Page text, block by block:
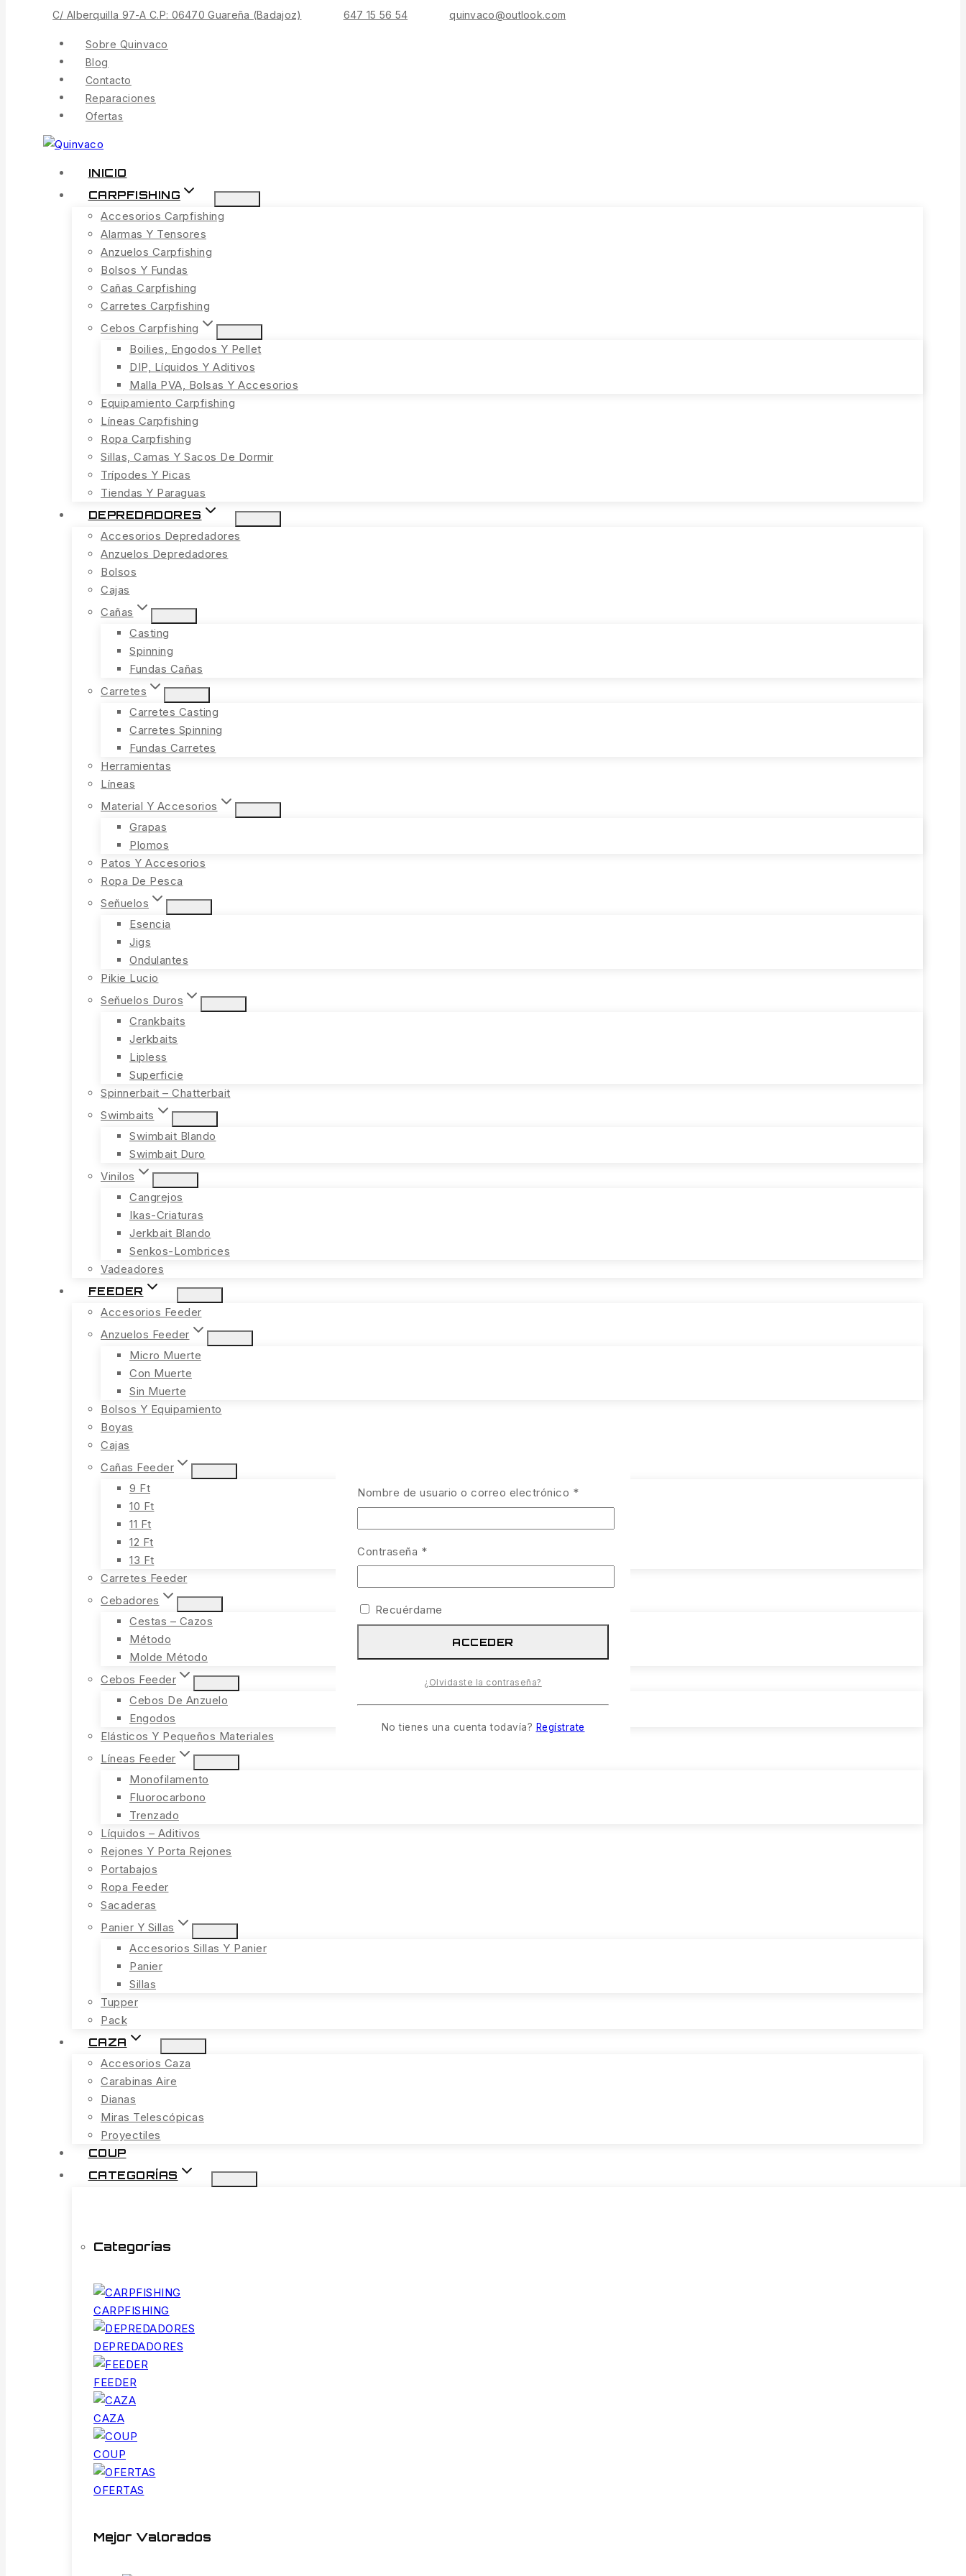
ContenidoC/ Alberquilla 97-A C.P: 06470 Guareña (Badajoz) 647 15 56 54 quinvaco@outlook.com
Sobre Quinvaco
Blog
Contacto
Reparaciones
Ofertas
INICIO
CARPFISHING
Accesorios Carpfishing
Alarmas Y Tensores
Anzuelos Carpfishing
Bolsos Y Fundas
Cañas Carpfishing
Carretes Carpfishing
Cebos Carpfishing
Boilies, Engodos Y Pellet
DIP, Líquidos Y Aditivos
Malla PVA, Bolsas Y Accesorios
Equipamiento Carpfishing
Líneas Carpfishing
Ropa Carpfishing
Sillas, Camas Y Sacos De Dormir
Trípodes Y Picas
Tiendas Y Paraguas
DEPREDADORES
Accesorios Depredadores
Anzuelos Depredadores
Bolsos
Cajas
Cañas
Casting
Spinning
Fundas Cañas
Carretes
Carretes Casting
Carretes Spinning
Fundas Carretes
Herramientas
Líneas
Material Y Accesorios
Grapas
Plomos
Patos Y Accesorios
Ropa De Pesca
Señuelos
Esencia
Jigs
Ondulantes
Pikie Lucio
Señuelos Duros
Crankbaits
Jerkbaits
Lipless
Superficie
Spinnerbait – Chatterbait
Swimbaits
Swimbait Blando
Swimbait Duro
Vinilos
Cangrejos
Ikas-Criaturas
Jerkbait Blando
Senkos-Lombrices
Vadeadores
FEEDER
Accesorios Feeder
Anzuelos Feeder
Micro Muerte
Con Muerte
Sin Muerte
Bolsos Y Equipamiento
Boyas
Cajas
Cañas Feeder
9 Ft
10 Ft
11 Ft
12 Ft
13 Ft
Carretes Feeder
Cebadores
Cestas – Cazos
Método
Molde Método
Cebos Feeder
Cebos De Anzuelo
Engodos
Elásticos Y Pequeños Materiales
Líneas Feeder
Monofilamento
Fluorocarbono
Trenzado
Líquidos – Aditivos
Rejones Y Porta Rejones
Portabajos
Ropa Feeder
Sacaderas
Panier Y Sillas
Accesorios Sillas Y Panier
Panier
Sillas
Tupper
Pack
CAZA
Accesorios Caza
Carabinas Aire
Dianas
Miras Telescópicas
Proyectiles
COUP
CATEGORÍAS
Categorías
CARPFISHING
DEPREDADORES
FEEDER
CAZA
COUP
OFERTAS
Mejor Valorados
Nombre de usuario o correo electrónico *Obligatorio
Contraseña *Obligatorio
Recuérdame
ACCEDER
¿Olvidaste la contraseña?
No tienes una cuenta todavía? Regístrate